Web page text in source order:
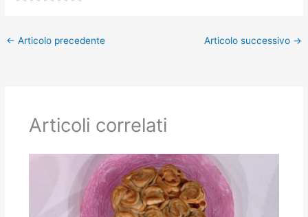
← Articolo precedente Articolo successivo →
Articoli correlati